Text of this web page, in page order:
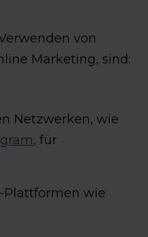
von
Marketing, sind:
Netzwerken, wie
, für
wie